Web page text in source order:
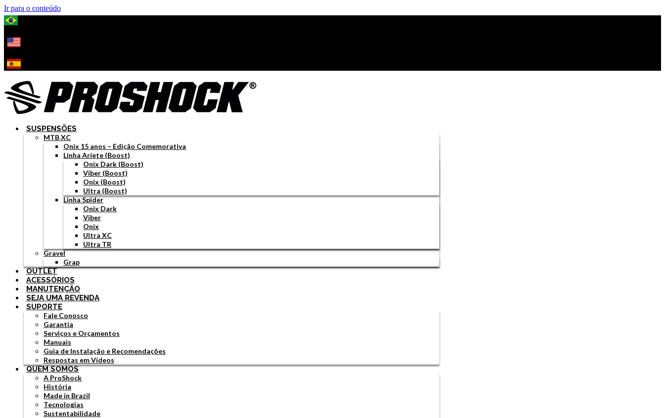
Ir para o conteúdo
SUSPENSÕES
MTB XC
Onix 15 anos – Edição Comemorativa
Linha Aríete (Boost)
Onix Dark (Boost)
Viber (Boost)
Onix (Boost)
Ultra (Boost)
Linha Spider
Onix Dark
Viber
Onix
Ultra XC
Ultra TR
Gravel
Grap
OUTLET
ACESSÓRIOS
MANUTENÇÃO
SEJA UMA REVENDA
SUPORTE
Fale Conosco
Garantia
Serviços e Orçamentos
Manuais
Guia de Instalação e Recomendações
Respostas em Vídeos
QUEM SOMOS
A ProShock
História
Made in Brazil
Tecnologias
Sustentabilidade